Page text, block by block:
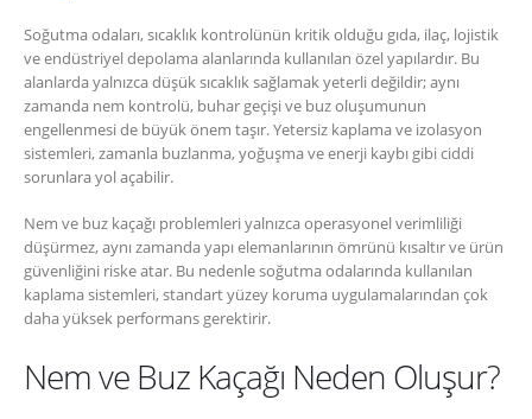
Soğutma odaları, sıcaklık kontrolünün kritik olduğu gıda, ilaç, lojistik
ve endüstriyel depolama alanlarında kullanılan özel yapılardır. Bu
alanlarda yalnızca düşük sıcaklık sağlamak yeterli değildir; aynı
zamanda nem kontrolü, buhar geçişi ve buz oluşumunun
engellenmesi de büyük önem taşır. Yetersiz kaplama ve izolasyon
sistemleri, zamanla buzlanma, yoğuşma ve enerji kaybı gibi ciddi
sorunlara yol açabilir.
Nem ve buz kaçağı problemleri yalnızca operasyonel verimliliği
düşürmez, aynı zamanda yapı elemanlarının ömrünü kısaltır ve ürün
güvenliğini riske atar. Bu nedenle soğutma odalarında kullanılan
kaplama sistemleri, standart yüzey koruma uygulamalarından çok
daha yüksek performans gerektirir.
Nem ve Buz Kaçağı Neden Oluşur?